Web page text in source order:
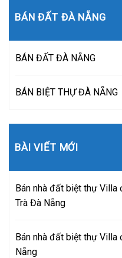
BÁN ĐẤT ĐÀ NẴNG
BÁN ĐẤT ĐÀ NẴNG
BÁN BIỆT THỰ ĐÀ NẴNG
BÀI VIẾT MỚI
Bán nhà đất biệt thự Villa
Trà Đà Nẵng
Bán nhà đất biệt thự Villa
Nẵng